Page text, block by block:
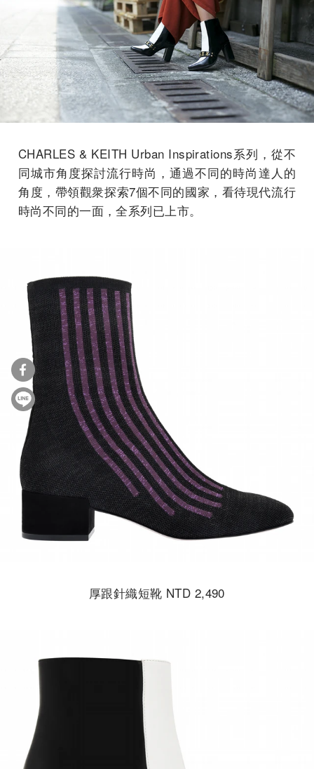
CHARLES & KEITH Urban Inspirations系列，從不
同城市角度探討流行時尚，通過不同的時尚達人的
角度，帶領觀衆探索7個不同的國家，看待現代流行
時尚不同的一面，全系列已上市。
厚跟針織短靴 NTD 2,490